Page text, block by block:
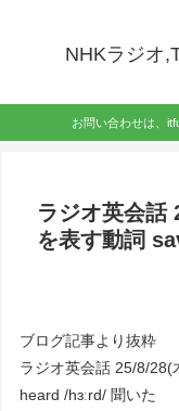
NHKラジオ
お問い合わせは、
ラジオ英会話
を表す動詞
ブログ記事より抜粋
ラジオ英会話 25/8/
heard /hɜːrd/ 聞いた